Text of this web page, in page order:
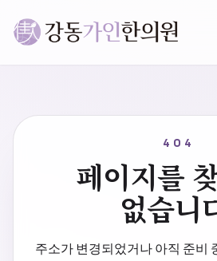
한의원 안내
진료과목
404
페이지를
없습니
주소가 변경되었거나 아직 준비